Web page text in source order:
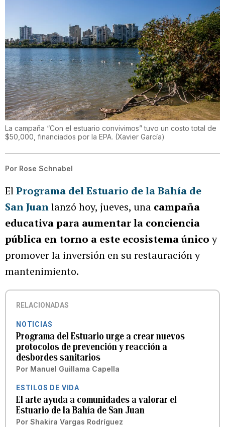
La campaña “Con el estuario convivimos” tuvo un costo total de
$50,000, financiados por la EPA. (Xavier García)
Por Rose Schnabel
ElPrograma del Estuario de la Bahía de
San Juanlanzó hoy, jueves, una campaña
educativa para aumentar la conciencia
pública en torno a este ecosistema únicoy
promover la inversión en su restauración y
mantenimiento.
RELACIONADAS
NOTICIAS
Programa del Estuario urge a crear nuevos
protocolos de prevención y reacción a
desbordes sanitarios
Por Manuel Guillama Capella
ESTILOS DE VIDA
El arte ayuda a comunidades a valorar el
Estuario de la Bahía de San Juan
Por Shakira Vargas Rodríguez